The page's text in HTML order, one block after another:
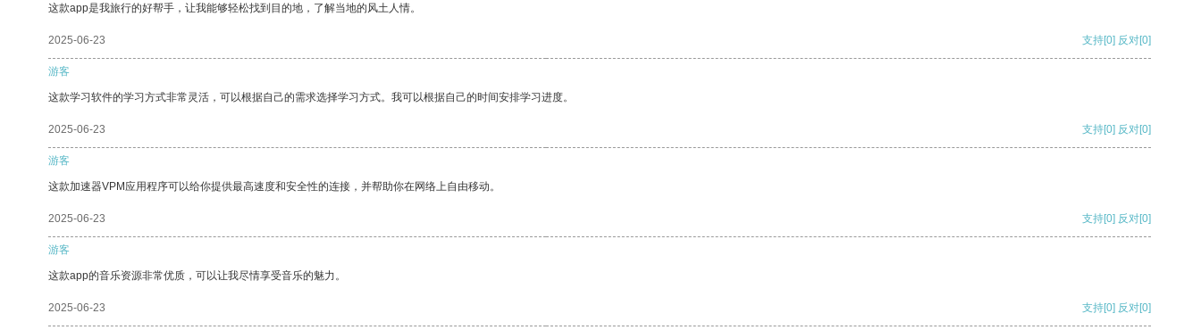
这款app是我旅行的好帮手，让我能够轻松找到目的地，了解当地的风土人情。
2025-06-23 支持[0] 反对[0]
游客
这款学习软件的学习方式非常灵活，可以根据自己的需求选择学习方式。我可以根据自己的时间安排学习进度。
2025-06-23 支持[0] 反对[0]
游客
这款加速器VPM应用程序可以给你提供最高速度和安全性的连接，并帮助你在网络上自由移动。
2025-06-23 支持[0] 反对[0]
游客
这款app的音乐资源非常优质，可以让我尽情享受音乐的魅力。
2025-06-23 支持[0] 反对[0]